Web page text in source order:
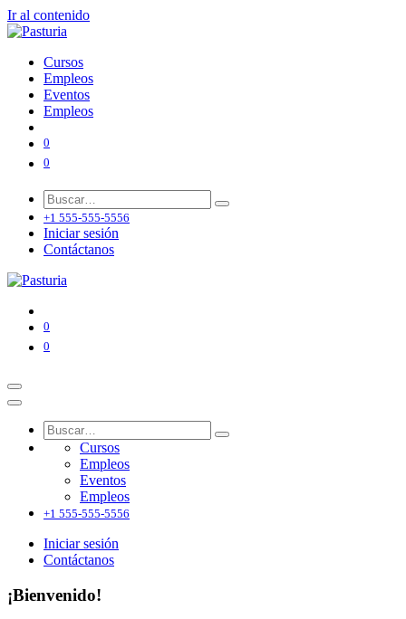
Ir al contenido
Cursos
Empleos
Eventos
Empleos
0
0
+1 555-555-5556
Iniciar sesión
Contáctanos
0
0
Cursos
Empleos
Eventos
Empleos
+1 555-555-5556
Iniciar sesión
Contáctanos
¡Bienvenido!